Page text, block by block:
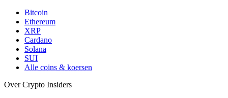
Bitcoin
Ethereum
XRP
Cardano
Solana
SUI
Alle coins & koersen
Over Crypto Insiders